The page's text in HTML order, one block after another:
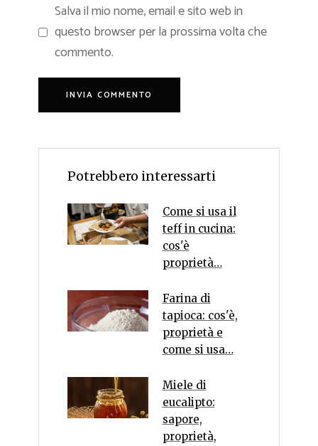
Salva il mio nome, email e sito web in
questo browser per la prossima volta che
commento.
Potrebbero interessarti
Come si usa il
teff in cucina:
cos'è
proprietà…
Farina di
tapioca: cos'è,
proprietà e
come si usa…
Miele di
eucalipto:
sapore,
proprietà,